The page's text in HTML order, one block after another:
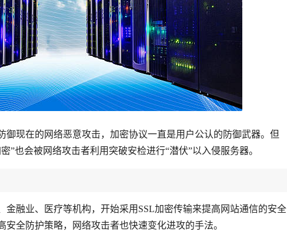
御现在的网络恶意攻击，加密协议一直是用户公认的防御武器。但
”也会被网络攻击者利用突破安检进行“潜伏”以入侵服务器。
金融业、医疗等机构，开始采用SSL加密传输来提高网站通信的安全
全防护策略，网络攻击者也快速变化进攻的手法。